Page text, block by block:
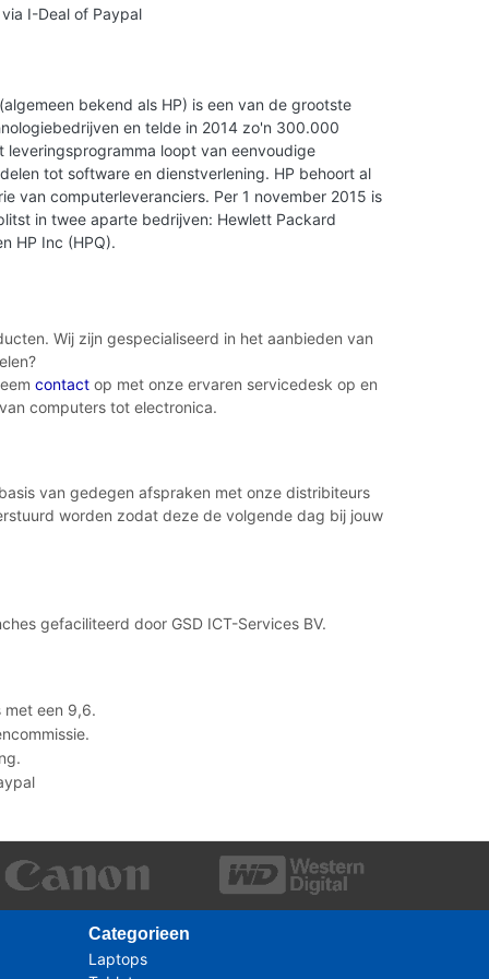
I-Deal of Paypal
bekend als HP) is een van de grootste
en telde in 2014 zo'n 300.000
leveringsprogramma loopt van eenvoudige
tot software en dienstverlening. HP behoort al
van computerleveranciers. Per 1 november 2015 is
in twee aparte bedrijven: Hewlett Packard
HP Inc (HPQ).
Wij zijn gespecialiseerd in het aanbieden van
contact op met onze ervaren servicedesk op en
computers tot electronica.
van gedegen afspraken met onze distribiteurs
worden zodat deze de volgende dag bij jouw
gefaciliteerd door GSD ICT-Services BV.
een 9,6.
Categorieen
Laptops